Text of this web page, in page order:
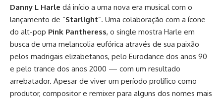
Danny L Harle dá início a uma nova era musical com o
lançamento de “Starlight”. Uma colaboração com a ícone
do alt-pop Pink Pantheress, o single mostra Harle em
busca de uma melancolia eufórica através de sua paixão
pelos madrigais elizabetanos, pelo Eurodance dos anos 90
e pelo trance dos anos 2000 — com um resultado
arrebatador. Apesar de viver um período prolífico como
produtor, compositor e remixer para alguns dos nomes mais